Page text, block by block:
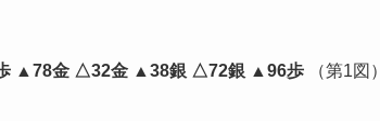
▲78金 △32金 ▲38銀 △72銀 ▲96歩 （第1図）